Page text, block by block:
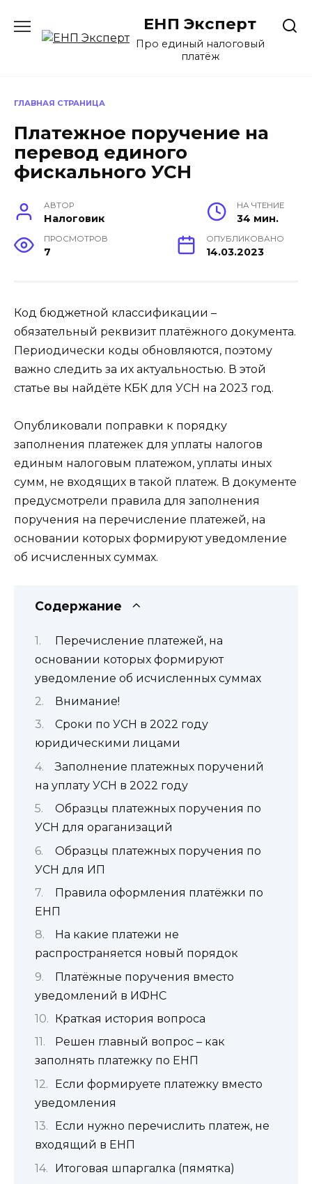
содержанию
ЕНП Эксперт
Про единый налоговый
платёж
ГЛАВНАЯ СТРАНИЦА
Платежное поручение на
перевод единого
фискального УСН
АВТОР
Налоговик
НА ЧТЕНИЕ
34 мин.
ПРОСМОТРОВ
7
ОПУБЛИКОВАНО
14.03.2023
Код бюджетной классификации –
обязательный реквизит платёжного документа.
Периодически коды обновляются, поэтому
важно следить за их актуальностью. В этой
статье вы найдёте КБК для УСН на 2023 год.
Опубликовали поправки к порядку
заполнения платежек для уплаты налогов
единым налоговым платежом, уплаты иных
сумм, не входящих в такой платеж. В документе
предусмотрели правила для заполнения
поручения на перечисление платежей, на
основании которых формируют уведомление
об исчисленных суммах.
Содержание
Перечисление платежей, на
основании которых формируют
уведомление об исчисленных суммах
Внимание!
Сроки по УСН в 2022 году
юридическими лицами
Заполнение платежных поручений
на уплату УСН в 2022 году
Образцы платежных поручения по
УСН для ораганизаций
Образцы платежных поручения по
УСН для ИП
Правила оформления платёжки по
ЕНП
На какие платежи не
распространяется новый порядок
Платёжные поручения вместо
уведомлений в ИФНС
Краткая история вопроса
Решен главный вопрос – как
заполнять платежку по ЕНП
Если формируете платежку вместо
уведомления
Если нужно перечислить платеж, не
входящий в ЕНП
Итоговая шпаргалка (пямятка)